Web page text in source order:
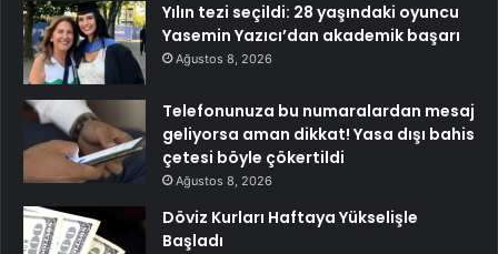
Yılın tezi seçildi: 28 yaşındaki oyuncu
Yasemin Yazıcı’dan akademik başarı
Ağustos 8, 2026
Telefonunuza bu numaralardan mesaj
geliyorsa aman dikkat! Yasa dışı bahis
çetesi böyle çökertildi
Ağustos 8, 2026
Döviz Kurları Haftaya Yükselişle
Başladı